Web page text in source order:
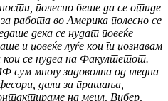
полесно беше да се отиде
работа во Америка полесно се
дека се нудат повеќе
и повеќе луѓе кои ги познавам
кои се нудеа на Факултетот.
многу задоволна од гледна
дали за прашања,
на меил, Вибер,